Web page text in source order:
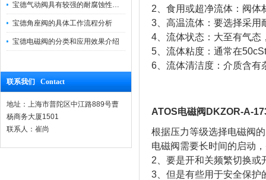
宝德气动阀具有较强的耐腐蚀性和抗震性
宝德角座阀的具体工作流程分析
宝德电磁阀的分类和应用效果介绍
联系我们 Contact
地址：上海市普陀区中江路889号曹
杨商务大厦1501
联系人：崔尚
2、食用或超净流体：阀体
3、高温流体：要选择采用
4、流体状态：大至有气态
5、流体粘度：通常在
6、流体清洁度：介质含有
ATOS电磁阀DKZOR-A-
根据压力等级选择电磁阀
电磁阀需要长时间的启动
2、要是开和关频繁切换或
3、但是有些用于安全保护